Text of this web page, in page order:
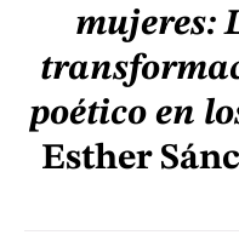
mujeres:
poético en
Esther